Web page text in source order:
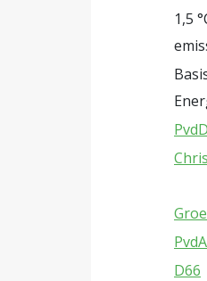
1,5
PvdD
PvdA
D66